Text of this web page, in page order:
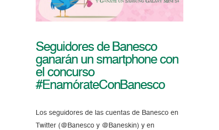
Seguidores de Banesco
ganarán un smartphone con
el concurso
#EnamórateConBanesco
Los seguidores de las cuentas de Banesco en
Twitter (@Banesco y @Baneskin) y en